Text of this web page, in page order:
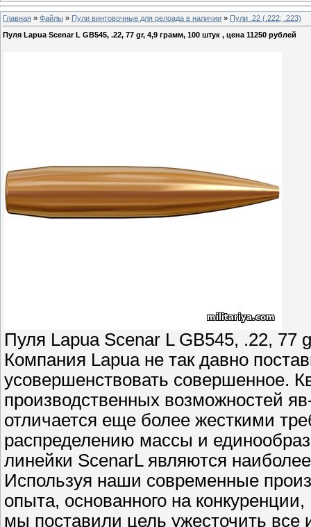
Главная » Файлы » Пули винтовочные для релоада в наличии » Пули .22 (.222; .223)
Пуля Lapua Scenar L GB545, .22, 77 gr, 4,9 грамм, 100 штук , цена 11250 рублей
Пуля Lapua Scenar L GB545, .22, 77
Компания Lapua не так давно
усовершенствовать совершенное.
производственных возможностей
отличается еще более жесткими
распределению массы и
линейки ScenarL являются
Используя наши современные
опыта, основанного на конкуренции,
мы поставили цель ужесточить